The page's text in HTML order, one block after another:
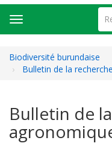
Toggle
navigation
Biodiversité burundaise
Bulletin de la
Bulletin de